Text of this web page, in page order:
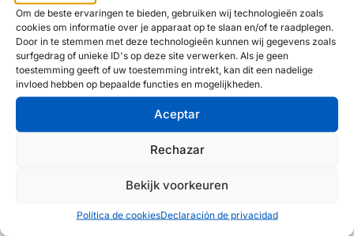
Om de beste ervaringen te bieden, gebruiken wij technologieën zoals
cookies om informatie over je apparaat op te slaan en/of te raadplegen.
Door in te stemmen met deze technologieën kunnen wij gegevens zoals
surfgedrag of unieke ID's op deze site verwerken. Als je geen
toestemming geeft of uw toestemming intrekt, kan dit een nadelige
invloed hebben op bepaalde functies en mogelijkheden.
Aceptar
Rechazar
Bekijk voorkeuren
Política de cookiesDeclaración de privacidad
¿Busca un socio estratégico?
¡Juntos hacia el siguiente
nivel!
Juntos se logra más que solo. Póngase en contacto